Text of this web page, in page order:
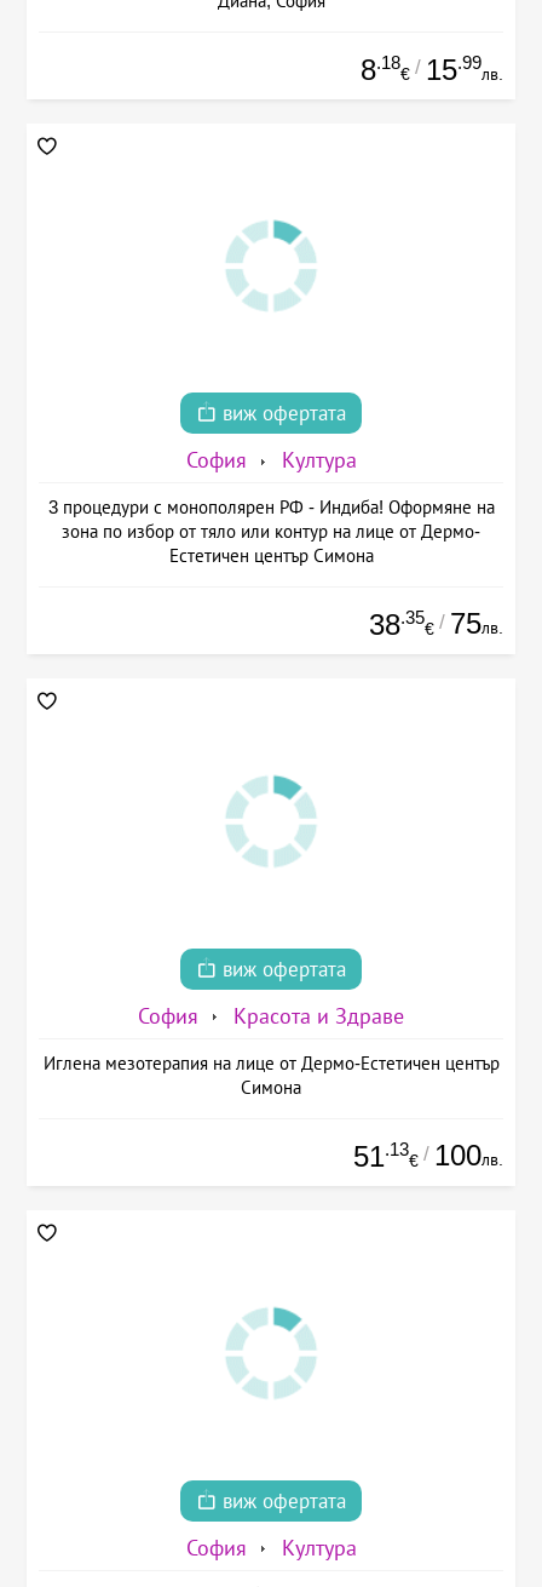
8.18
€ / 15.99
лв.
виж офертата
София Култура
3 процедури с монополярен РФ - Индиба! Оформяне на
зона по избор от тяло или контур на лице от Дермо-
Естетичен център Симона
38.35
€ / 75лв.
виж офертата
София Красота и Здраве
Иглена мезотерапия на лице от Дермо-Естетичен център
Симона
51.13
€ / 100лв.
виж офертата
София Култура